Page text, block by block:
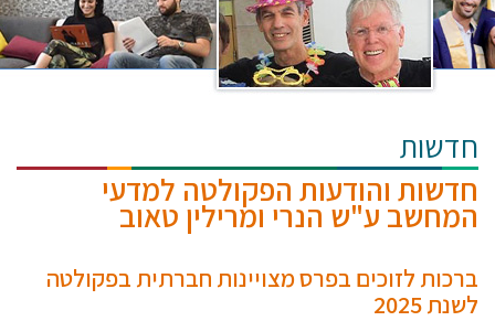
חדשות
חדשות והודעות הפקולטה למדעי
המחשב ע"ש הנרי ומרילין טאוב
ברכות לזוכים בפרס מצויינות חברתית בפקולטה
לשנת 2025